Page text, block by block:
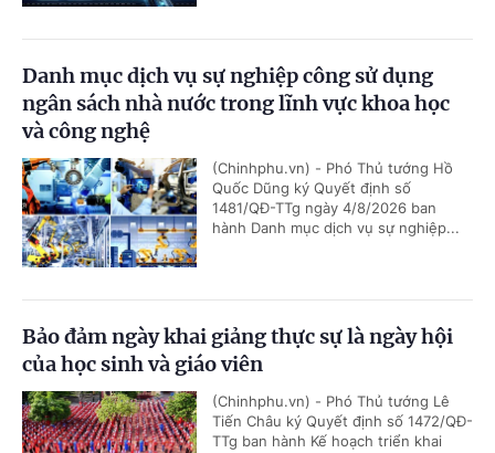
Danh mục dịch vụ sự nghiệp công sử dụng
ngân sách nhà nước trong lĩnh vực khoa học
và công nghệ
(Chinhphu.vn) - Phó Thủ tướng Hồ
Quốc Dũng ký Quyết định số
1481/QĐ-TTg ngày 4/8/2026 ban
hành Danh mục dịch vụ sự nghiệp...
Bảo đảm ngày khai giảng thực sự là ngày hội
của học sinh và giáo viên
(Chinhphu.vn) - Phó Thủ tướng Lê
Tiến Châu ký Quyết định số 1472/QĐ-
TTg ban hành Kế hoạch triển khai